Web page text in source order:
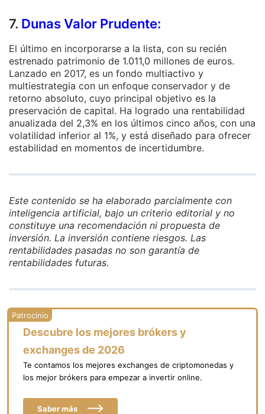
7. Dunas Valor Prudente:
El último en incorporarse a la lista, con su recién
estrenado patrimonio de 1.011,0 millones de euros.
Lanzado en 2017, es un fondo multiactivo y
multiestrategia con un enfoque conservador y de
retorno absoluto, cuyo principal objetivo es la
preservación de capital. Ha logrado una rentabilidad
anualizada del 2,3% en los últimos cinco años, con una
volatilidad inferior al 1%, y está diseñado para ofrecer
estabilidad en momentos de incertidumbre.
Este contenido se ha elaborado parcialmente con
inteligencia artificial, bajo un criterio editorial y no
constituye una recomendación ni propuesta de
inversión. La inversión contiene riesgos. Las
rentabilidades pasadas no son garantía de
rentabilidades futuras.
Descubre los mejores brókers y
exchanges de 2026
Te contamos los mejores exchanges de criptomonedas y
los mejor brókers para empezar a invertir online.
Saber más